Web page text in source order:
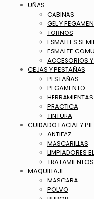
UÑAS
CABINAS
GEL Y
TORNOS
ESMALTES
ESMALTE
ACCESORIOS
CEJAS Y PESTAÑAS
PESTAÑAS
PEGAMENTO
HERRAMIENTAS
PRACTICA
TINTURA
CUIDADO FACIAL Y
ANTIFAZ
MASCARILLAS
LIMPIADORES
TRATAMIENTOS
MAQUILLAJE
MASCARA
POLVO